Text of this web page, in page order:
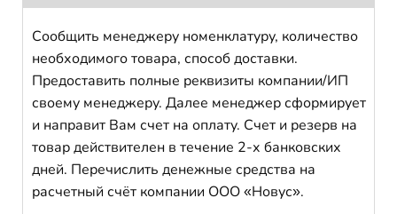
Сообщить менеджеру номенклатуру, количество
необходимого товара, способ доставки.
Предоставить полные реквизиты компании/ИП
своему менеджеру. Далее менеджер сформирует
и направит Вам счет на оплату. Счет и резерв на
товар действителен в течение 2-х банковских
дней. Перечислить денежные средства на
расчетный счёт компании ООО «Новус».